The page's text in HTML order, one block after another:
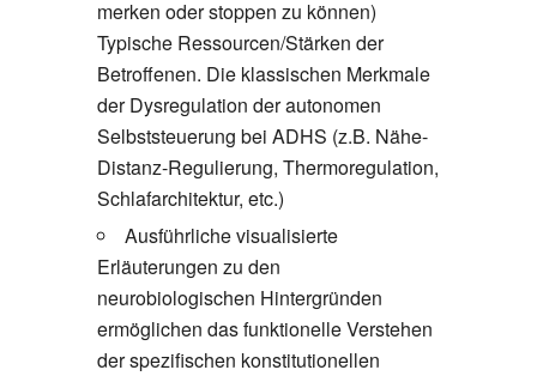
merken oder stoppen zu können)
Typische Ressourcen/Stärken der
Betroffenen. Die klassischen Merkmale
der Dysregulation der autonomen
Selbststeuerung bei ADHS (z.B. Nähe-
Distanz-Regulierung, Thermoregulation,
Schlafarchitektur, etc.)
Ausführliche visualisierte
Erläuterungen zu den
neurobiologischen Hintergründen
ermöglichen das funktionelle Verstehen
der spezifischen konstitutionellen